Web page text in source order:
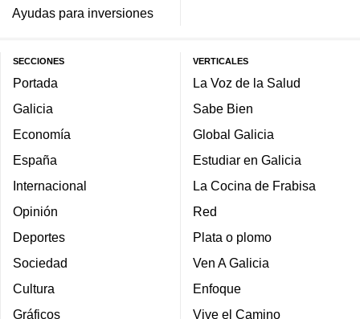
Ayudas para inversiones
SECCIONES
Portada
Galicia
Economía
España
Internacional
Opinión
Deportes
Sociedad
Cultura
Gráficos
VERTICALES
La Voz de la Salud
Sabe Bien
Global Galicia
Estudiar en Galicia
La Cocina de Frabisa
Red
Plata o plomo
Ven A Galicia
Enfoque
Vive el Camino